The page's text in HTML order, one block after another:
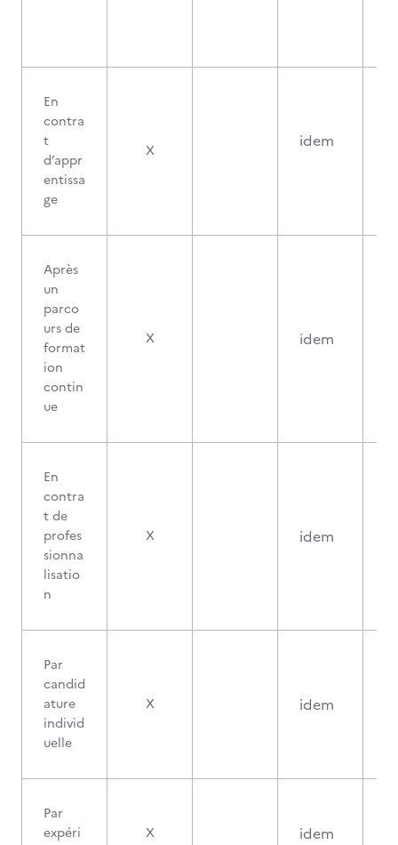
En
contra
t
d’appr
entissa
ge
X idem
Après
un
parco
urs de
format
ion
contin
ue
X idem
En
contra
t de
profes
sionna
lisatio
n
X idem
Par
candid
ature
individ
uelle
X idem
Par
expéri
X idem